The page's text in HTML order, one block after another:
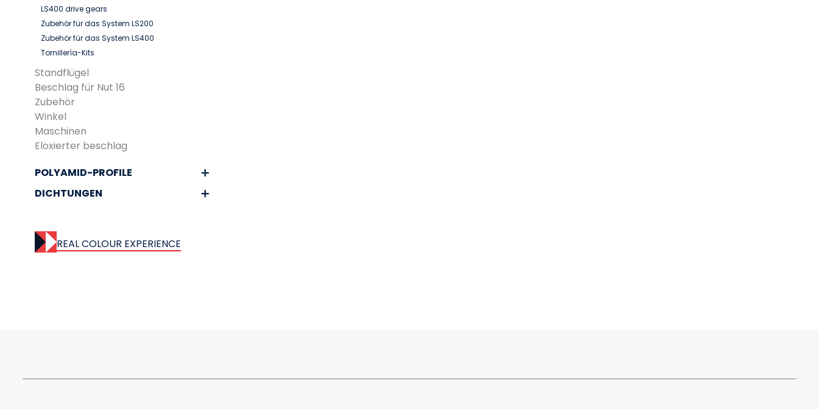
LS400 drive gears
Zubehör für das System LS200
Zubehör für das System LS400
Tornillería-Kits
Standflügel
Beschlag für Nut 16
Zubehör
Winkel
Maschinen
Eloxierter beschlag
POLYAMID-PROFILE
DICHTUNGEN
REAL COLOUR EXPERIENCE